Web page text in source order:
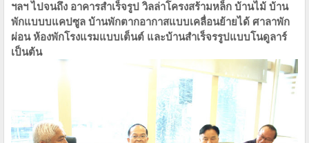
ฯลฯ ไปจนถึง​ ​อาคารสำเร็จรูป​ วิลล่าโครงสร้ามหล็ก บ้านไม้ บ้าน
พักแบบบแคปซูล บ้านพักตากอากาสแบบเคลื่อนย้ายได้ ศาลาพัก
ผ่อน​ ห้องพักโรงแรมแบบเต็นต์ และบ้านสำเร็จรรูปแบบโนดูลาร์
เป็นต้น